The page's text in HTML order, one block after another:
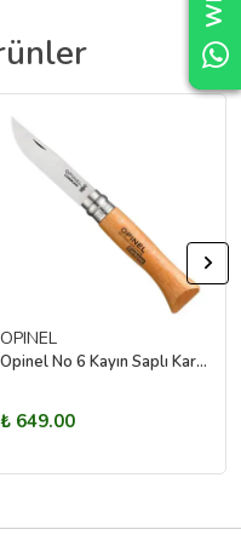
OPINEL
Opinel No 6 Kayın Saplı Karbon Çelik Çakı
₺ 649.00